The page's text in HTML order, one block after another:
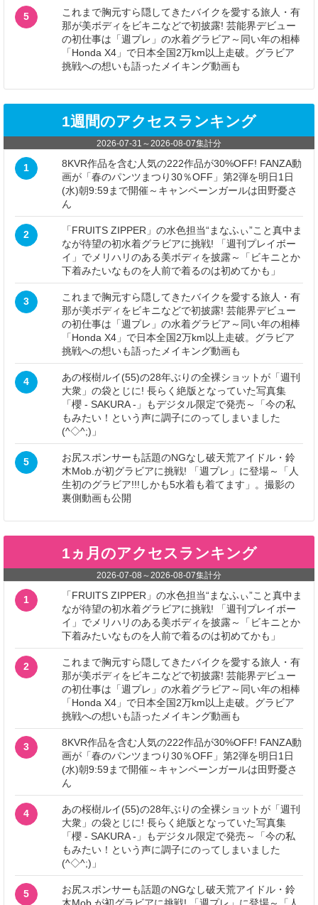
5
これまで胸元すら隠してきたバイクを愛する旅人・有
那が美ボディをビキニなどで初披露! 芸能界デビュー
の初仕事は「週プレ」の水着グラビア～同い年の相棒
「Honda X4」で日本全国2万km以上走破。グラビア
挑戦への想いも語ったメイキング動画も
1週間のアクセスランキング
2026-07-31 ～2026-08-07集計分
1
8KVR作品を含む人気の222作品が30%OFF! FANZA動
画が「春のパンツまつり30％OFF」第2弾を明日1日
(水)朝9:59まで開催～キャンペーンガールは田野憂さ
ん
2
「FRUITS ZIPPER」の水色担当“まなふぃ”こと真中ま
なが待望の初水着グラビアに挑戦! 「週刊プレイボー
イ」でメリハリのある美ボディを披露～「ビキニとか
下着みたいなものを人前で着るのは初めてかも」
3
これまで胸元すら隠してきたバイクを愛する旅人・有
那が美ボディをビキニなどで初披露! 芸能界デビュー
の初仕事は「週プレ」の水着グラビア～同い年の相棒
「Honda X4」で日本全国2万km以上走破。グラビア
挑戦への想いも語ったメイキング動画も
4
あの桜樹ルイ(55)の28年ぶりの全裸ショットが「週刊
大衆」の袋とじに! 長らく絶版となっていた写真集
「櫻 - SAKURA -」もデジタル限定で発売～「今の私
もみたい！という声に調子にのってしまいました
(^◇^;)」
5
お尻スポンサーも話題のNGなし破天荒アイドル・鈴
木Mob.が初グラビアに挑戦! 「週プレ」に登場～「人
生初のグラビア!!!しかも5水着も着てます」。撮影の
裏側動画も公開
1ヵ月のアクセスランキング
2026-07-08 ～2026-08-07集計分
1
「FRUITS ZIPPER」の水色担当“まなふぃ”こと真中ま
なが待望の初水着グラビアに挑戦! 「週刊プレイボー
イ」でメリハリのある美ボディを披露～「ビキニとか
下着みたいなものを人前で着るのは初めてかも」
2
これまで胸元すら隠してきたバイクを愛する旅人・有
那が美ボディをビキニなどで初披露! 芸能界デビュー
の初仕事は「週プレ」の水着グラビア～同い年の相棒
「Honda X4」で日本全国2万km以上走破。グラビア
挑戦への想いも語ったメイキング動画も
3
8KVR作品を含む人気の222作品が30%OFF! FANZA動
画が「春のパンツまつり30％OFF」第2弾を明日1日
(水)朝9:59まで開催～キャンペーンガールは田野憂さ
ん
4
あの桜樹ルイ(55)の28年ぶりの全裸ショットが「週刊
大衆」の袋とじに! 長らく絶版となっていた写真集
「櫻 - SAKURA -」もデジタル限定で発売～「今の私
もみたい！という声に調子にのってしまいました
(^◇^;)」
5
お尻スポンサーも話題のNGなし破天荒アイドル・鈴